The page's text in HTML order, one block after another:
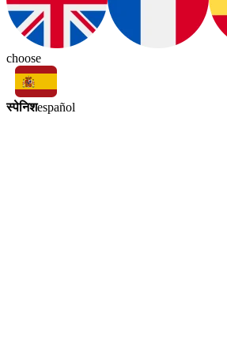
choose
स्पेनिशespañol